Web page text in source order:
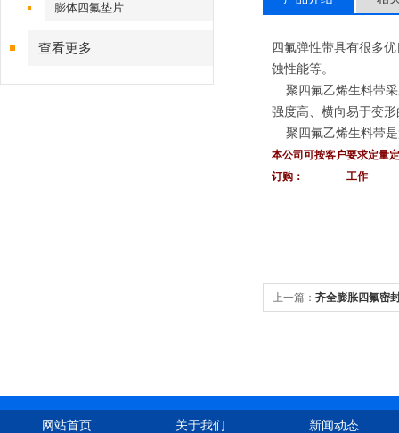
膨体四氟垫片
查看更多
四氟弹性带具有很多
蚀性能等。
聚四氟乙烯生料带采
强度高、横向易于变
聚四氟乙烯生料带是
本公司可按客户要求定量
订购： 工作
上一篇： 齐全膨胀四氟密
网站首页 关于我们 新闻动态